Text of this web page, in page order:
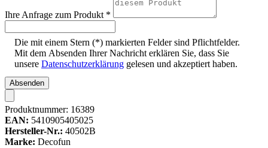
Ihre Anfrage zum Produkt *
Die mit einem Stern (*) markierten Felder sind Pflichtfelder.
Mit dem Absenden Ihrer Nachricht erklären Sie, dass Sie
unsere Datenschutzerklärung gelesen und akzeptiert haben.
Absenden
Produktnummer: 16389
EAN: 5410905405025
Hersteller-Nr.: 40502B
Marke: Decofun